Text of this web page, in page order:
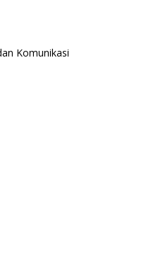
Komunikasi